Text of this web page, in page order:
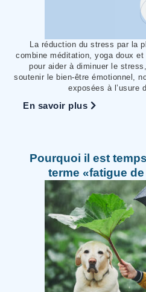
La réduction du stress par la
combine méditation, yoga doux
pour aider à diminuer le
soutenir le bien-être émotionnel,
exposées à l’usure
En savoir plus
Pourquoi il est
terme «fatigue